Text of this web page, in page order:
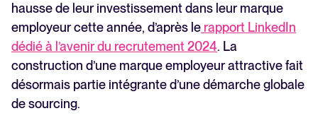
hausse de leur investissement dans leur marque
employeur cette année, d’après le rapport LinkedIn
dédié à l’avenir du recrutement 2024. La
construction d’une marque employeur attractive fait
désormais partie intégrante d’une démarche globale
de sourcing.